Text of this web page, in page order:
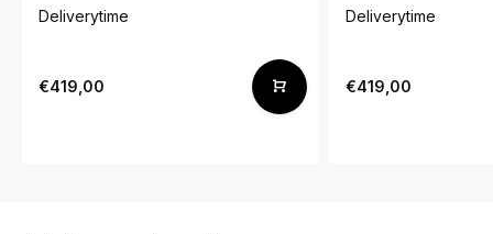
Deliverytime
€419,00
Deliverytime
€419,00